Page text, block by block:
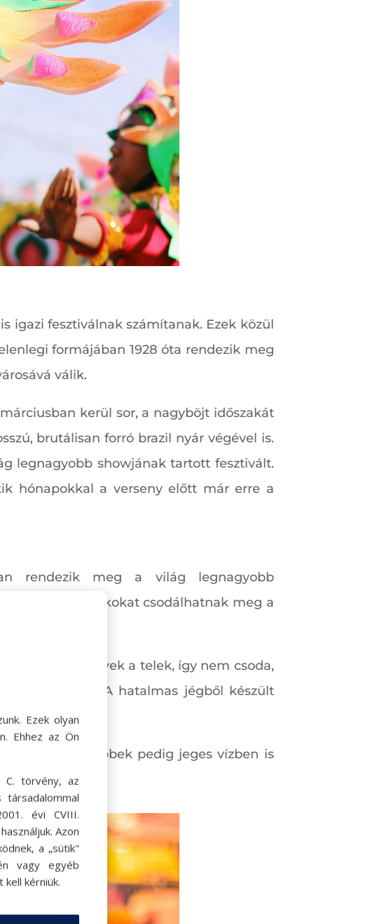
igazi fesztiválnak számítanak. Ezek közül
formájában 1928 óta rendezik meg
válik.
kerül sor, a nagyböjt időszakát
brutálisan forró brazil nyár végével is.
legnagyobb showjának tartott fesztivált.
hónapokkal a verseny előtt már erre a
rendezik meg a világ legnagyobb
fényjátékokat csodálhatnak meg a
és kemények a telek, így nem csoda,
A hatalmas jégből készült
évről-évre.
a legőrültebbek pedig jeges vízben is
Ezek olyan
Ehhez az Ön
C. törvény, az
évi CVIII.
Azon
a „sütik"
vagy egyéb
kérniük.